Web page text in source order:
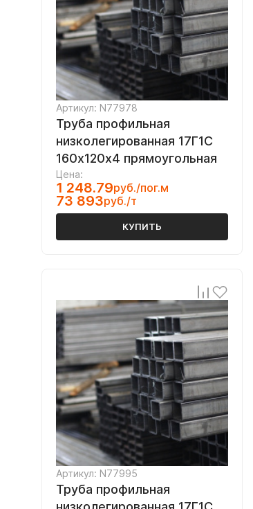
Артикул: N77978
Труба профильная
низколегированная 17Г1С
160х120х4 прямоугольная
Цена:
1 248.79руб./пог.м
73 893руб./т
КУПИТЬ
Артикул: N77995
Труба профильная